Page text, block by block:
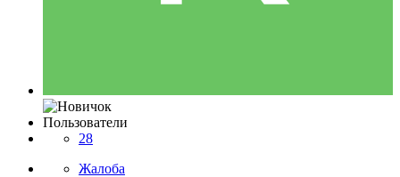
Пользователи
28
Жалоба